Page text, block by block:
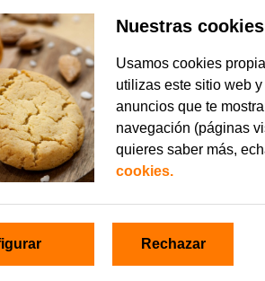
docentes
Nuestras cookies
Usamos cookies
utilizas este sitio web
anuncios que te
navegación (páginas
quieres saber más,
cookies.
Rechazar